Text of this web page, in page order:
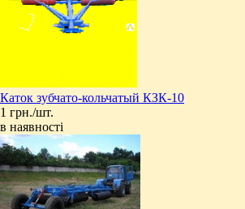
Каток зубчато-кольчатый КЗК-10
1 грн./шт.
в наявності